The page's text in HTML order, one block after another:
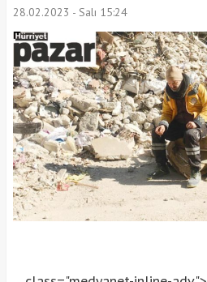
28.02.2023 - Salı 15:24